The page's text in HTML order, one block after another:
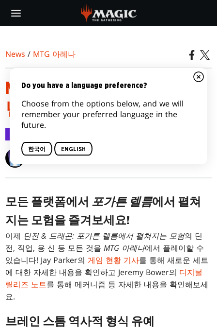
main
News / MTG 아레나
MTG 아레나 공지사항, 2021
년 7월 21일
Wizards of the Coast
모든 플랫폼에서 포가튼 렐름에서 펼쳐
지는 모험을 즐겨보세요!
이제 던전 & 드래곤: 포가튼 렐름에서 펼쳐지는 모험의 던
전, 직업, 용 신 등 모든 것을MTG 아레나에서 플레이할 수
있습니다! Jay Parker의게임 현황 기사를 통해 새로운 세트
에 대한 자세한 내용을 확인하고 Jeremy Bower의 디지털
릴리즈 노트를 통해 메커니즘 등 자세한 내용을 확인해보세
요.
브레인 스톰 역사적 형식 유예
Do you have a language preference?
Choose from the options below, and we will
remember your preferred language in the
future.
한국어 ENGLISH